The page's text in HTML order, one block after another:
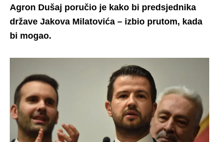
Agron Dušaj poručio je kako bi predsjednika
države Jakova Milatovića – izbio prutom, kada
bi mogao.